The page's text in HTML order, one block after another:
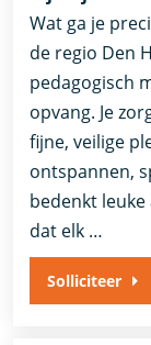
Wat ga je
de regio Den
pedagogisch
opvang. Je
fijne, veilige
ontspannen,
bedenkt
dat elk …
Solliciteer